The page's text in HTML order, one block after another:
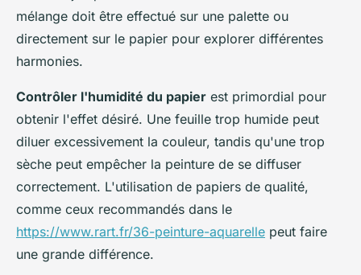
mélange doit être effectué sur une palette ou
directement sur le papier pour explorer différentes
harmonies.
Contrôler l'humidité du papier est primordial pour
obtenir l'effet désiré. Une feuille trop humide peut
diluer excessivement la couleur, tandis qu'une trop
sèche peut empêcher la peinture de se diffuser
correctement. L'utilisation de papiers de qualité,
comme ceux recommandés dans le
https://www.rart.fr/36-peinture-aquarelle peut faire
une grande différence.